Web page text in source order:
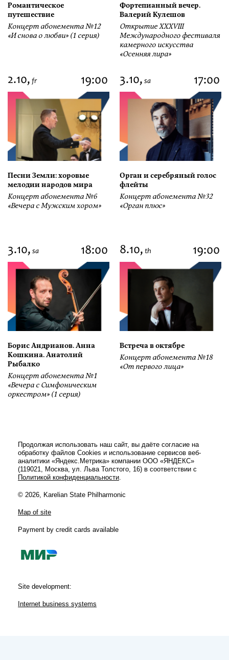
Романтическое
путешествие
Концерт абонемента №12
«И снова о любви» (1 серия)
Фортепианный вечер.
Валерий Кулешов
Открытие ХХХVIII
Международного фестиваля
камерного искусства
«Осенняя лира»
2.10, fr 19:00
Песни Земли: хоровые
мелодии народов мира
Концерт абонемента №6
«Вечера с Мужским хором»
3.10, sa 17:00
Орган и серебряный голос
флейты
Концерт абонемента №32
«Орган плюс»
3.10, sa 18:00
Борис Андрианов. Анна
Кошкина. Анатолий
Рыбалко
Концерт абонемента №1
«Вечера с Симфоническим
оркестром» (1 серия)
8.10, th 19:00
Встреча в октябре
Концерт абонемента №18
«От первого лица»
Продолжая использовать наш сайт, вы даёте согласие на
обработку файлов Cookies и использование сервисов веб-
аналитики «Яндекс.Метрика» компании ООО «ЯНДЕКС»
(119021, Москва, ул. Льва Толстого, 16) в соответствии с
Политикой конфиденциальности.
© 2026, Karelian State Philharmonic
Map of site
Payment by credit cards available
Site development:
Internet business systems